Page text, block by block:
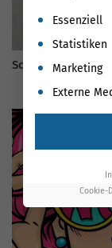
Social SEO
Es folgt eine
Essenziell
Statistiken
Marketing
Externe
Cookie-